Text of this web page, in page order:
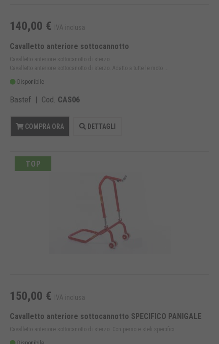
140,00 € IVA inclusa
Cavalletto anteriore sottocannotto
Cavalletto anteriore sottocanotto di sterzo. ...
Cavalletto anteriore sottocanotto di sterzo. Adatto a tutte le moto ...
Disponibile
Bastef | Cod. CAS06
COMPRA ORA DETTAGLI
TOP
150,00 € IVA inclusa
Cavalletto anteriore sottocannotto SPECIFICO PANIGALE
Cavalletto anteriore sottocanotto di sterzo. Con perno e steli specifici ...